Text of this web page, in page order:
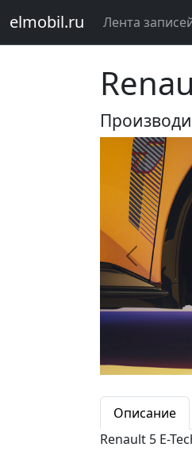
elmobil.ru Лента
Описание
Renault 5 E-